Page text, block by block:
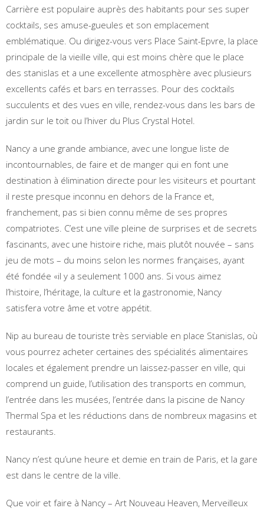
Carrière est populaire auprès des habitants pour ses super
cocktails, ses amuse-gueules et son emplacement
emblématique. Ou dirigez-vous vers Place Saint-Epvre, la place
principale de la vieille ville, qui est moins chère que le place
des stanislas et a une excellente atmosphère avec plusieurs
excellents cafés et bars en terrasses. Pour des cocktails
succulents et des vues en ville, rendez-vous dans les bars de
jardin sur le toit ou l’hiver du Plus Crystal Hotel.
Nancy a une grande ambiance, avec une longue liste de
incontournables, de faire et de manger qui en font une
destination à élimination directe pour les visiteurs et pourtant
il reste presque inconnu en dehors de la France et,
franchement, pas si bien connu même de ses propres
compatriotes. C’est une ville pleine de surprises et de secrets
fascinants, avec une histoire riche, mais plutôt nouvée – sans
jeu de mots – du moins selon les normes françaises, ayant
été fondée «il y a seulement 1000 ans. Si vous aimez
l’histoire, l’héritage, la culture et la gastronomie, Nancy
satisfera votre âme et votre appétit.
Nip au bureau de touriste très serviable en place Stanislas, où
vous pourrez acheter certaines des spécialités alimentaires
locales et également prendre un laissez-passer en ville, qui
comprend un guide, l’utilisation des transports en commun,
l’entrée dans les musées, l’entrée dans la piscine de Nancy
Thermal Spa et les réductions dans de nombreux magasins et
restaurants.
Nancy n’est qu’une heure et demie en train de Paris, et la gare
est dans le centre de la ville.
Que voir et faire à Nancy – Art Nouveau Heaven, Merveilleux